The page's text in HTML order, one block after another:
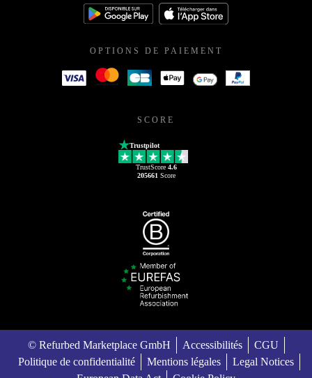
OPTIONS DE PAIEMENT
SCORE
Trustpilot
TrustScore 4.6
205661 Score
© Refurbed Marketplace GmbH Accessibilités
CGU
Politique de confidentialité
Mentions légales
Legal Notices